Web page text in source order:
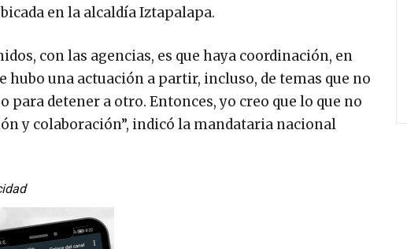
en la alcaldía Iztapalapa.
con las agencias, es que haya coordinación, en
hubo una actuación a partir, incluso, de temas que no
para detener a otro. Entonces, yo creo que lo que no
y colaboración”, indicó la mandataria nacional